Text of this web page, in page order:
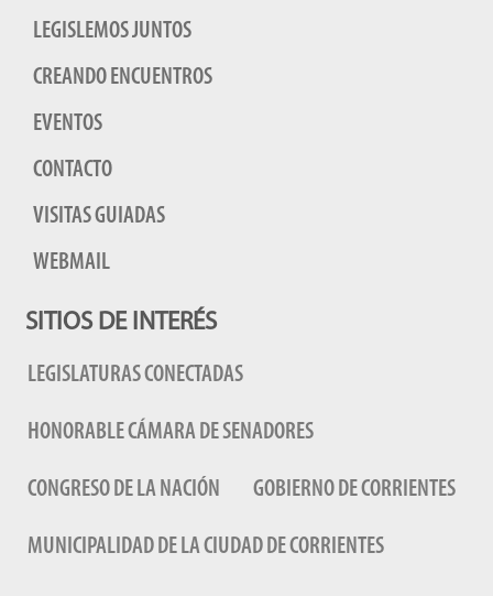
LEGISLEMOS JUNTOS
CREANDO ENCUENTROS
EVENTOS
CONTACTO
VISITAS GUIADAS
WEBMAIL
SITIOS DE INTERÉS
LEGISLATURAS CONECTADAS
HONORABLE CÁMARA DE SENADORES
CONGRESO DE LA NACIÓN GOBIERNO DE CORRIENTES
MUNICIPALIDAD DE LA CIUDAD DE CORRIENTES